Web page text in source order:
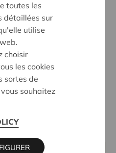
toutes les
détaillées sur
utilise
choisir
les cookies
sortes de
souhaitez